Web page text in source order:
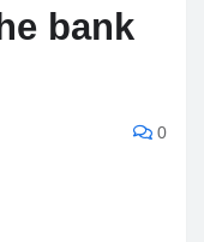
bank
0